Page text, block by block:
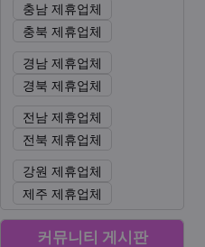
충남 제휴업체
충북 제휴업체
경남 제휴업체
경북 제휴업체
전남 제휴업체
전북 제휴업체
강원 제휴업체
제주 제휴업체
커뮤니티 게시판